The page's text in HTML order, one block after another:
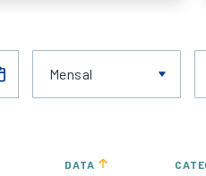
Mensal
DATA